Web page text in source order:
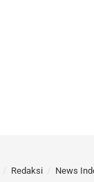
Redaksi News